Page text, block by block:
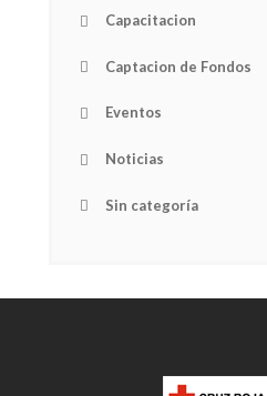
Capacitacion
Captacion de Fondos
Eventos
Noticias
Sin categoría